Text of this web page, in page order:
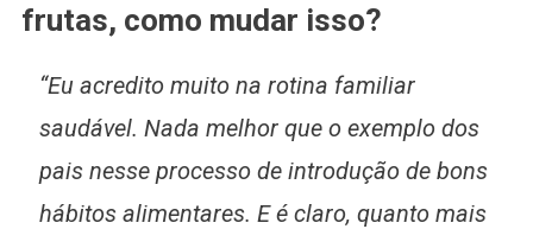
frutas, como mudar isso?
“Eu acredito muito na rotina familiar
saudável. Nada melhor que o exemplo dos
pais nesse processo de introdução de bons
hábitos alimentares. E é claro, quanto mais